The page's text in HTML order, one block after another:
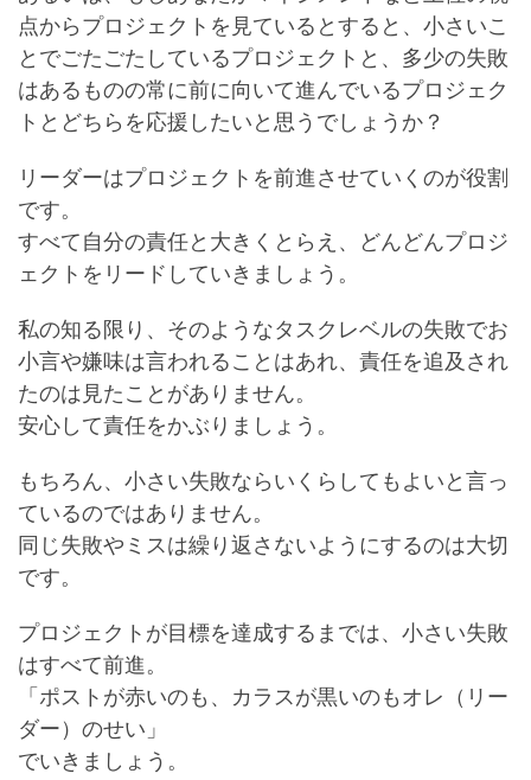
点からプロジェクトを見ているとすると、小さいこ
とでごたごたしているプロジェクトと、多少の失敗
はあるものの常に前に向いて進んでいるプロジェク
トとどちらを応援したいと思うでしょうか？
リーダーはプロジェクトを前進させていくのが役割
です。
すべて自分の責任と大きくとらえ、どんどんプロジ
ェクトをリードしていきましょう。
私の知る限り、そのようなタスクレベルの失敗でお
小言や嫌味は言われることはあれ、責任を追及され
たのは見たことがありません。
安心して責任をかぶりましょう。
もちろん、小さい失敗ならいくらしてもよいと言っ
ているのではありません。
同じ失敗やミスは繰り返さないようにするのは大切
です。
プロジェクトが目標を達成するまでは、小さい失敗
はすべて前進。
「ポストが赤いのも、カラスが黒いのもオレ（リー
ダー）のせい」
でいきましょう。